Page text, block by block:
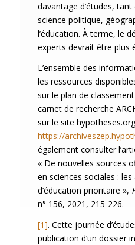
davantage d’études,
science politique,
l’éducation. À terme, le
experts devrait être plus
L’ensemble des
les ressources
sur le plan de
carnet de recherche
sur le site
https://
également consulter
« De nouvelles sources
en sciences sociales :
d’éducation prioritaire »,
n° 156, 2021, 215-226.
[1]. Cette journée
publication d’un dossier